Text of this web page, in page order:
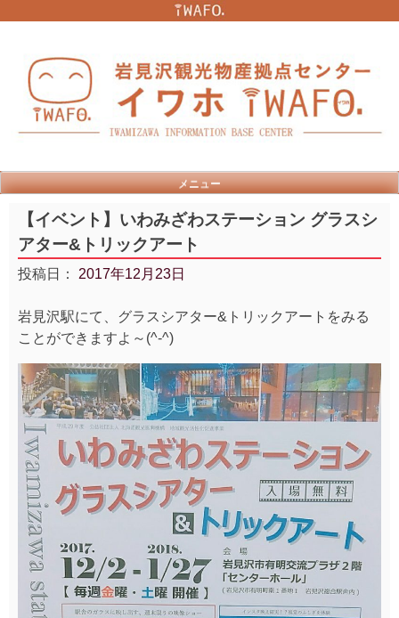
メニュー
【イベント】いわみざわステーション グラスシ
アター&トリックアート
投稿日： 2017年12月23日
岩見沢駅にて、グラスシアター&トリックアートをみる
ことができますよ～(^-^)